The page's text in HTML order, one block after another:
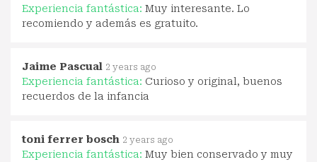
Experiencia fantástica: Muy interesante. Lo
recomiendo y además es gratuito.
Jaime Pascual 2 years ago
Experiencia fantástica: Curioso y original, buenos
recuerdos de la infancia
toni ferrer bosch 2 years ago
Experiencia fantástica: Muy bien conservado y muy